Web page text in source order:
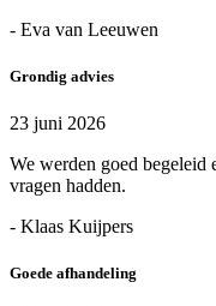
- Eva van Leeuwen
Grondig advies
23 juni 2026
We werden goed begeleid
vragen hadden.
- Klaas Kuijpers
Goede afhandeling